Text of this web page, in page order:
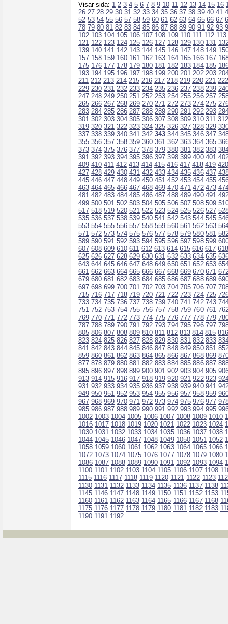
Visar sida: 1 2 3 4 5 6 7 8 9 10 11 12 13 14 15 16
26 27 28 29 30 31 32 33 34 35 36 37 38 39 40 41
52 53 54 55 56 57 58 59 60 61 62 63 64 65 66 67
78 79 80 81 82 83 84 85 86 87 88 89 90 91 92 93
102 103 104 105 106 107 108 109 110 111 112 113
121 122 123 124 125 126 127 128 129 130 131
139 140 141 142 143 144 145 146 147 148 149
157 158 159 160 161 162 163 164 165 166 167
175 176 177 178 179 180 181 182 183 184 185
193 194 195 196 197 198 199 200 201 202 203
211 212 213 214 215 216 217 218 219 220 221 222
229 230 231 232 233 234 235 236 237 238 239
247 248 249 250 251 252 253 254 255 256 257
265 266 267 268 269 270 271 272 273 274 275
283 284 285 286 287 288 289 290 291 292 293
301 302 303 304 305 306 307 308 309 310 311 312
319 320 321 322 323 324 325 326 327 328 329
337 338 339 340 341 342 343 344 345 346 347
355 356 357 358 359 360 361 362 363 364 365
373 374 375 376 377 378 379 380 381 382 383
391 392 393 394 395 396 397 398 399 400 401
409 410 411 412 413 414 415 416 417 418 419 420
427 428 429 430 431 432 433 434 435 436 437
445 446 447 448 449 450 451 452 453 454 455
463 464 465 466 467 468 469 470 471 472 473
481 482 483 484 485 486 487 488 489 490 491
499 500 501 502 503 504 505 506 507 508 509
517 518 519 520 521 522 523 524 525 526 527
535 536 537 538 539 540 541 542 543 544 545
553 554 555 556 557 558 559 560 561 562 563
571 572 573 574 575 576 577 578 579 580 581
589 590 591 592 593 594 595 596 597 598 599
607 608 609 610 611 612 613 614 615 616 617 618
625 626 627 628 629 630 631 632 633 634 635
643 644 645 646 647 648 649 650 651 652 653
661 662 663 664 665 666 667 668 669 670 671
679 680 681 682 683 684 685 686 687 688 689
697 698 699 700 701 702 703 704 705 706 707
715 716 717 718 719 720 721 722 723 724 725
733 734 735 736 737 738 739 740 741 742 743
751 752 753 754 755 756 757 758 759 760 761
769 770 771 772 773 774 775 776 777 778 779
787 788 789 790 791 792 793 794 795 796 797
805 806 807 808 809 810 811 812 813 814 815 816
823 824 825 826 827 828 829 830 831 832 833
841 842 843 844 845 846 847 848 849 850 851
859 860 861 862 863 864 865 866 867 868 869
877 878 879 880 881 882 883 884 885 886 887
895 896 897 898 899 900 901 902 903 904 905
913 914 915 916 917 918 919 920 921 922 923
931 932 933 934 935 936 937 938 939 940 941
949 950 951 952 953 954 955 956 957 958 959
967 968 969 970 971 972 973 974 975 976 977
985 986 987 988 989 990 991 992 993 994 995
1002 1003 1004 1005 1006 1007 1008 1009 1010
1016 1017 1018 1019 1020 1021 1022 1023 1024
1030 1031 1032 1033 1034 1035 1036 1037 1038
1044 1045 1046 1047 1048 1049 1050 1051 1052
1058 1059 1060 1061 1062 1063 1064 1065 1066
1072 1073 1074 1075 1076 1077 1078 1079 1080
1086 1087 1088 1089 1090 1091 1092 1093 1094
1100 1101 1102 1103 1104 1105 1106 1107 1108
1115 1116 1117 1118 1119 1120 1121 1122 1123
1130 1131 1132 1133 1134 1135 1136 1137 1138
1145 1146 1147 1148 1149 1150 1151 1152 1153
1160 1161 1162 1163 1164 1165 1166 1167 1168
1175 1176 1177 1178 1179 1180 1181 1182 1183
1190 1191 1192